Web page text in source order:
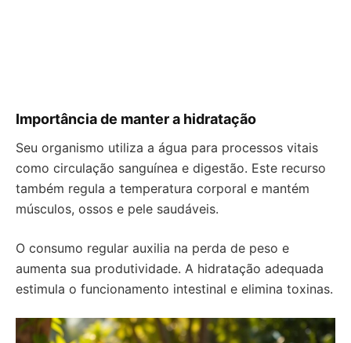
Importância de manter a hidratação
Seu organismo utiliza a água para processos vitais
como circulação sanguínea e digestão. Este recurso
também regula a temperatura corporal e mantém
músculos, ossos e pele saudáveis.
O consumo regular auxilia na perda de peso e
aumenta sua produtividade. A hidratação adequada
estimula o funcionamento intestinal e elimina toxinas.